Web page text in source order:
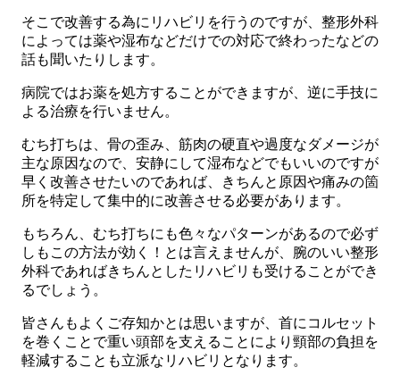
そこで改善する為にリハビリを行うのですが、整形外科
によっては薬や湿布などだけでの対応で終わったなどの
話も聞いたりします。
病院ではお薬を処方することができますが、逆に手技に
よる治療を行いません。
むち打ちは、骨の歪み、筋肉の硬直や過度なダメージが
主な原因なので、安静にして湿布などでもいいのですが
早く改善させたいのであれば、きちんと原因や痛みの箇
所を特定して集中的に改善させる必要があります。
もちろん、むち打ちにも色々なパターンがあるので必ず
しもこの方法が効く！とは言えませんが、腕のいい整形
外科であればきちんとしたリハビリも受けることができ
るでしょう。
皆さんもよくご存知かとは思いますが、首にコルセット
を巻くことで重い頭部を支えることにより頸部の負担を
軽減することも立派なリハビリとなります。